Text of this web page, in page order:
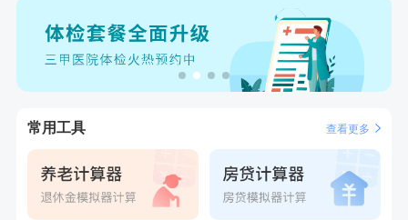
成功预约女性常规体检套餐
6分钟前
林**
购买了小熊电烤箱 DKX-F10M6
7分钟前
罗**
购买了美的体重秤 MO-CW5 白色
成功预约青春体检卡（女）
常用工具 查看更多